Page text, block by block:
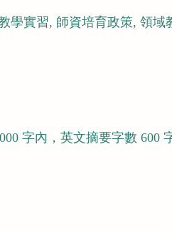
學實習, 師資培育政策, 領域
字內，英文摘要字數 600